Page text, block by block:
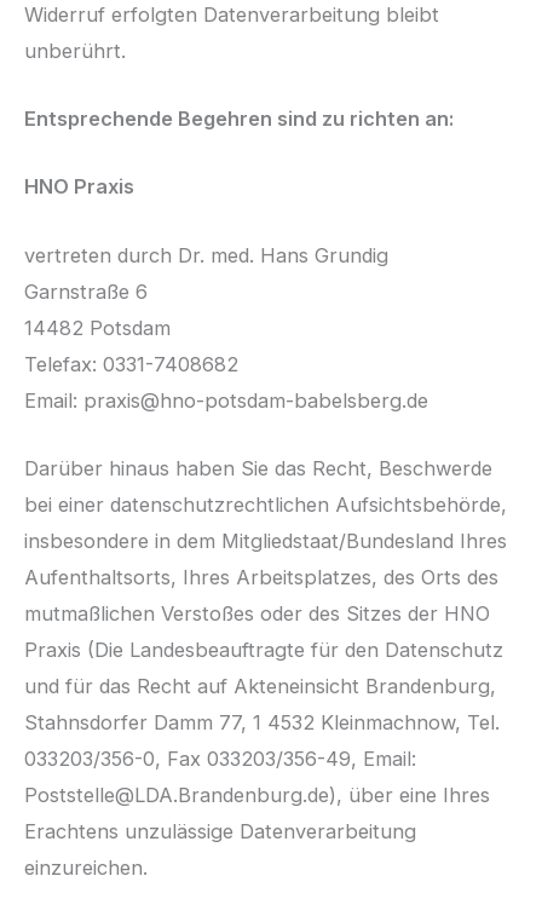
Widerruf erfolgten Datenverarbeitung bleibt
unberührt.
Entsprechende Begehren sind zu richten an:
HNO Praxis
vertreten durch Dr. med. Hans Grundig
Garnstraße 6
14482 Potsdam
Telefax: 0331-7408682
Email: praxis@hno-potsdam-babelsberg.de
Darüber hinaus haben Sie das Recht, Beschwerde
bei einer datenschutzrechtlichen Aufsichtsbehörde,
insbesondere in dem Mitgliedstaat/Bundesland Ihres
Aufenthaltsorts, Ihres Arbeitsplatzes, des Orts des
mutmaßlichen Verstoßes oder des Sitzes der HNO
Praxis (Die Landesbeauftragte für den Datenschutz
und für das Recht auf Akteneinsicht Brandenburg,
Stahnsdorfer Damm 77, 1 4532 Kleinmachnow, Tel.
033203/356-0, Fax 033203/356-49, Email:
Poststelle@LDA.Brandenburg.de), über eine Ihres
Erachtens unzulässige Datenverarbeitung
einzureichen.